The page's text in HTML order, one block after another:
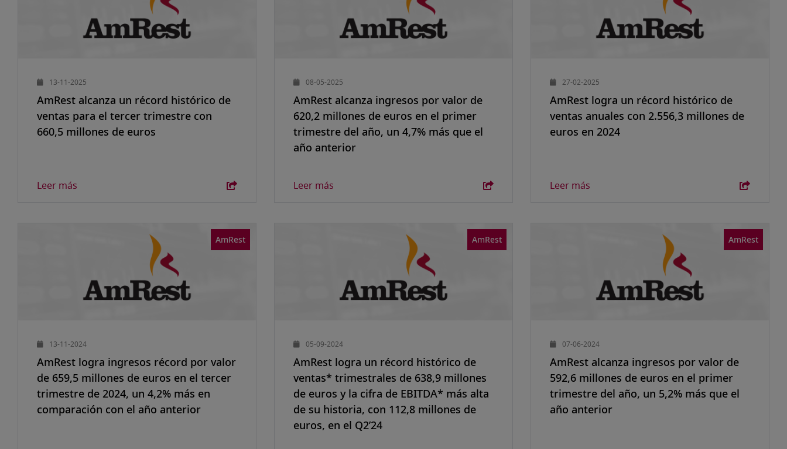
13-11-2025
AmRest alcanza un récord histórico de
ventas para el tercer trimestre con
660,5 millones de euros
Leer más
08-05-2025
AmRest alcanza ingresos por valor de
620,2 millones de euros en el primer
trimestre del año, un 4,7% más que el
año anterior
Leer más
27-02-2025
AmRest logra un récord histórico de
ventas anuales con 2.556,3 millones de
euros en 2024
Leer más
AmRest
13-11-2024
AmRest logra ingresos récord por valor
de 659,5 millones de euros en el tercer
trimestre de 2024, un 4,2% más en
comparación con el año anterior
AmRest
05-09-2024
AmRest logra un récord histórico de
ventas* trimestrales de 638,9 millones
de euros y la cifra de EBITDA* más alta
de su historia, con 112,8 millones de
euros, en el Q2’24
AmRest
07-06-2024
AmRest alcanza ingresos por valor de
592,6 millones de euros en el primer
trimestre del año, un 5,2% más que el
año anterior